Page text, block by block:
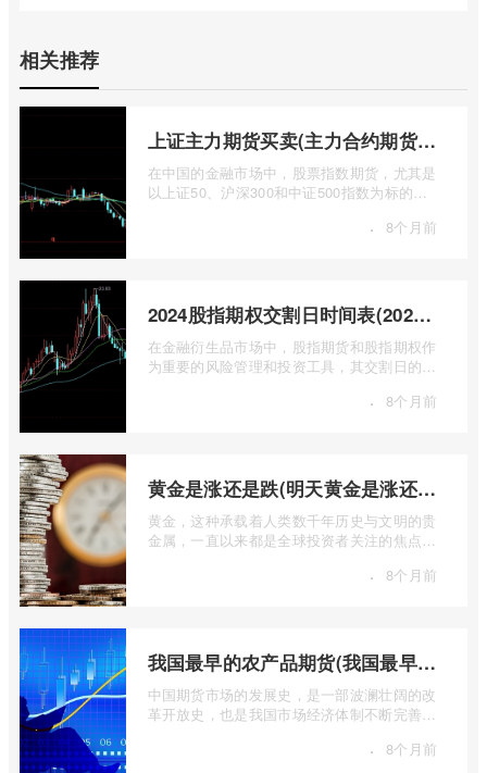
相关推荐
上证主力期货买卖(主力合约期货市场大盘)
在中国的金融市场中，股票指数期货，尤其是
以上证50、沪深300和中证500指数为标的的
· 8个月前
2024股指期权交割日时间表(2024股指期货交割日)
在金融衍生品市场中，股指期货和股指期权作
为重要的风险管理和投资工具，其交割日的设
· 8个月前
黄金是涨还是跌(明天黄金是涨还是跌)
黄金，这种承载着人类数千年历史与文明的贵
金属，一直以来都是全球投资者关注的焦点。
· 8个月前
我国最早的农产品期货(我国最早的农产品期货交易合约的品种是)
中国期货市场的发展史，是一部波澜壮阔的改
革开放史，也是我国市场经济体制不断完善的
· 8个月前